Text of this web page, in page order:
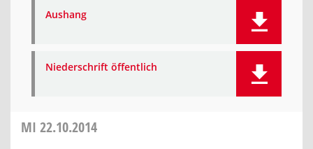
Aushang
Niederschrift öffentlich
MI 22.10.2014